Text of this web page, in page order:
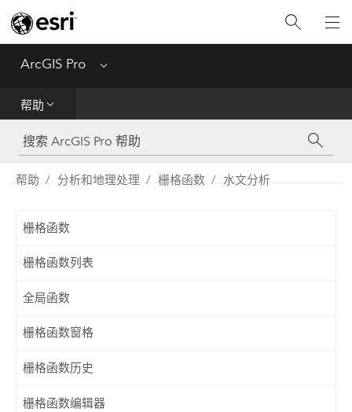
ArcGIS Pro Menu
帮助
工具参考
Python
帮助 分析和地理处理 栅格函数 水文分析
栅格函数
栅格函数列表
全局函数
栅格函数窗格
栅格函数历史
栅格函数编辑器